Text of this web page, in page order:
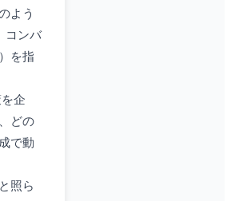
よう
コンバ
を指
企
どの
で動
照ら